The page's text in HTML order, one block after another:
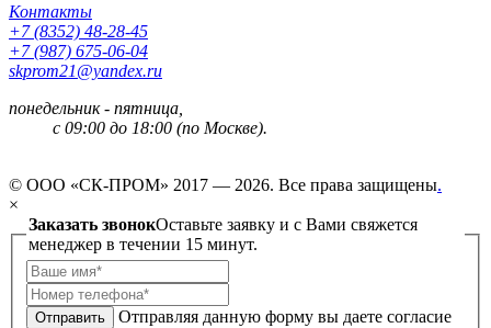
Контакты
+7 (8352) 48-28-45
+7 (987) 675-06-04
skprom21@yandex.ru
понедельник - пятница,
с 09:00 до 18:00 (по Москве).
© ООО «СК-ПРОМ» 2017 — 2026. Все права защищены.
×
Заказать звонокОставьте заявку и с Вами свяжется
менеджер в течении 15 минут.
Отправить
Отправляя данную форму вы даете согласие